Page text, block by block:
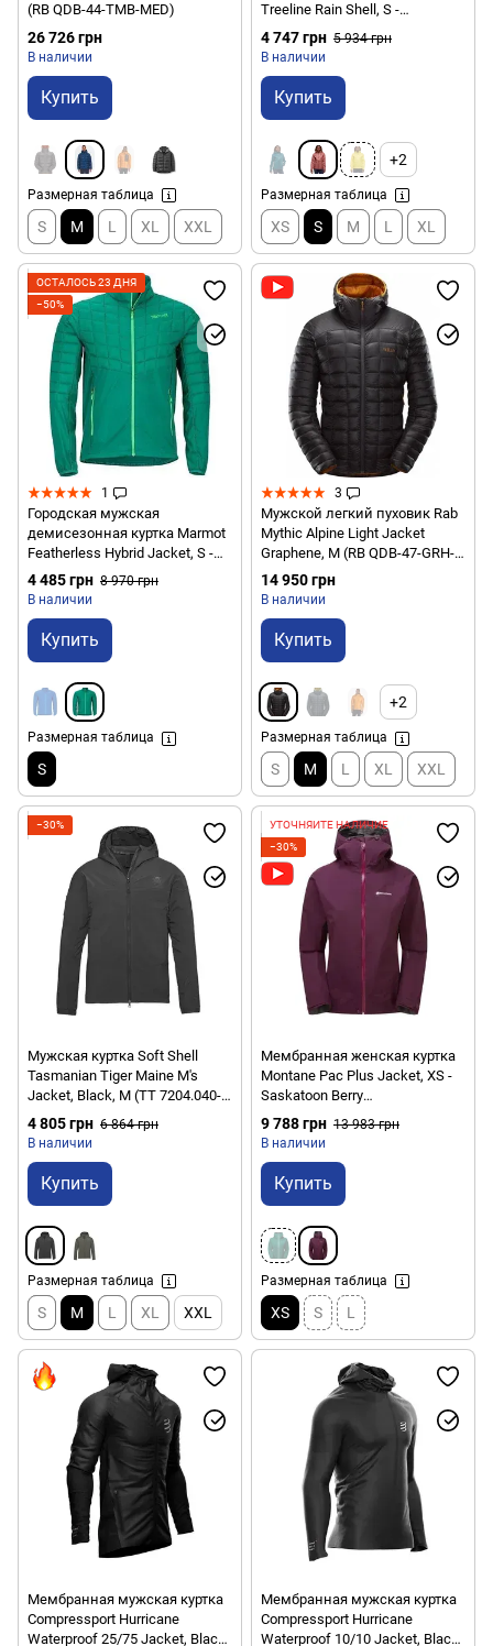
(RB QDB-44-TMB-MED)
26 726 грн
В наличии
Купить
Размерная таблица
S M L XL XXL
Treeline Rain Shell, S -
Rosewood (BD
7450096027SML1)
4 747 грн 5 934 грн
В наличии
Купить
+2
Размерная таблица
XS S M L XL
ОСТАЛОСЬ 23 ДНЯ
−50%
1
Городская мужская
демисезонная куртка Marmot
Featherless Hybrid Jacket, S -
Shady Glade (MRT 40550.4770-
S)
4 485 грн 8 970 грн
В наличии
Купить
Размерная таблица
S
3
Мужской легкий пуховик Rab
Mythic Alpine Light Jacket
Graphene, M (RB QDB-47-GRH-
MED)
14 950 грн
В наличии
Купить
+2
Размерная таблица
S M L XL XXL
−30%
Мужская куртка Soft Shell
Tasmanian Tiger Maine M's
Jacket, Black, M (TT 7204.040-
M)
4 805 грн 6 864 грн
В наличии
Купить
Размерная таблица
S M L XL XXL
УТОЧНЯЙТЕ НАЛИЧИЕ
−30%
Мембранная женская куртка
Montane Pac Plus Jacket, XS -
Saskatoon Berry
(FPPLJSASA08)
9 788 грн 13 983 грн
В наличии
Купить
Размерная таблица
XS S L
Мембранная мужская куртка
Compressport Hurricane
Waterproof 25/75 Jacket, Black,
Мембранная мужская куртка
Compressport Hurricane
Waterproof 10/10 Jacket, Black,